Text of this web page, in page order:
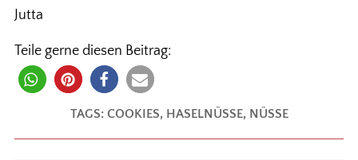
Jutta
Teile gerne diesen Beitrag:
TAGS: COOKIES, HASELNÜSSE, NÜSSE